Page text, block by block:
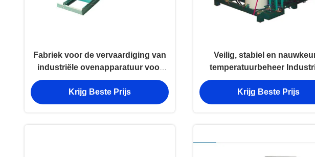
Fabriek voor de vervaardiging van
industriële ovenapparatuur voor
het verwarmen en het opwarmen
van auto's
Krijg Beste Prijs
Veilig, stabiel en
temperatuurbeheer
toestel voor
voor ammoniak
Krijg Beste Prijs